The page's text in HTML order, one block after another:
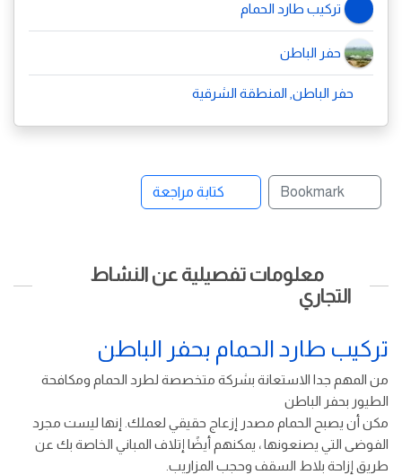
تركيب طارد الحمام
حفر الباطن
حفر الباطن, المنطقة الشرقية
Bookmark كتابة مراجعة
معلومات تفصيلية عن النشاط
التجاري
تركيب طارد الحمام بحفر الباطن
من المهم جدا الاستعانة بشركة متخصصة لطرد الحمام ومكافحة
الطيور بحفر الباطن
مكن أن يصبح الحمام مصدر إزعاج حقيقي لعملك. إنها ليست مجرد
الفوضى التي يصنعونها ، يمكنهم أيضًا إتلاف المباني الخاصة بك عن
طريق إزاحة بلاط السقف وحجب المزاريب.